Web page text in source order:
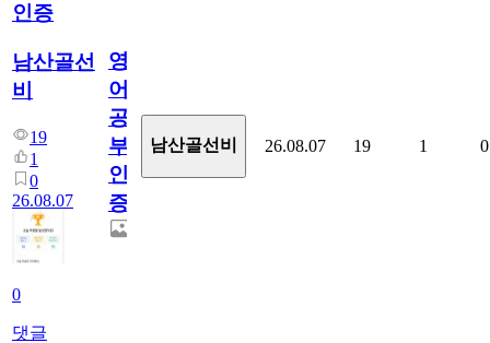
인증
남산골선
비
19
1
0
26.08.07
0
댓글
영
어
공
부
인
증
남산골선비 26.08.07 19 1 0